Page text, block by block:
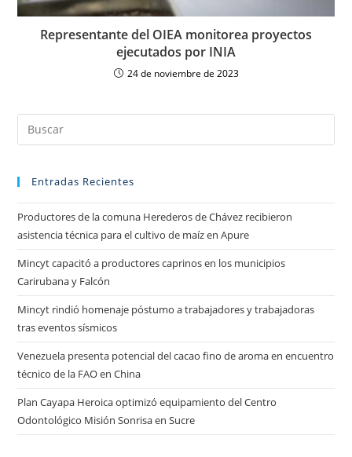
Representante del OIEA monitorea proyectos
ejecutados por INIA
24 de noviembre de 2023
Entradas Recientes
Productores de la comuna Herederos de Chávez recibieron
asistencia técnica para el cultivo de maíz en Apure
Mincyt capacitó a productores caprinos en los municipios
Carirubana y Falcón
Mincyt rindió homenaje póstumo a trabajadores y trabajadoras
tras eventos sísmicos
Venezuela presenta potencial del cacao fino de aroma en encuentro
técnico de la FAO en China
Plan Cayapa Heroica optimizó equipamiento del Centro
Odontológico Misión Sonrisa en Sucre